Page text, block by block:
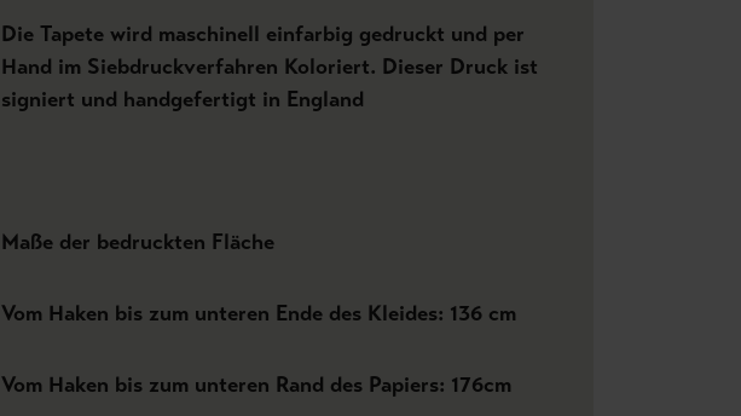
Die Tapete wird maschinell einfarbig gedruckt und per
Hand im Siebdruckverfahren Koloriert. Dieser Druck ist
signiert und handgefertigt in England
Maße der bedruckten Fläche
Vom Haken bis zum unteren Ende des Kleides: 136 cm
Vom Haken bis zum unteren Rand des Papiers: 176cm